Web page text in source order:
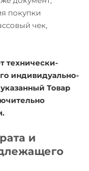
покупки
чек,
технически-
индивидуально-
Товар
и